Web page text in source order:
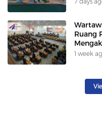
Ruang
1 week